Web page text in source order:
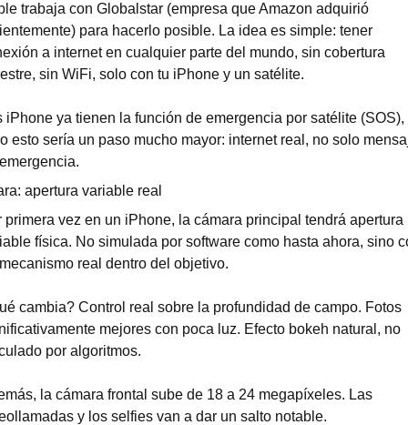
trabaja con Globalstar (empresa que Amazon adquirió
para hacerlo posible. La idea es simple: tener
a internet en cualquier parte del mundo, sin cobertura
sin WiFi, solo con tu iPhone y un satélite.
iPhone ya tienen la función de emergencia por satélite (SOS),
esto sería un paso mucho mayor: internet real, no solo
apertura variable real
primera vez en un iPhone, la cámara principal tendrá apertura
física. No simulada por software como hasta ahora, sino
real dentro del objetivo.
cambia? Control real sobre la profundidad de campo. Fotos
mejores con poca luz. Efecto bokeh natural, no
por algoritmos.
la cámara frontal sube de 18 a 24 megapíxeles. Las
y los selfies van a dar un salto notable.